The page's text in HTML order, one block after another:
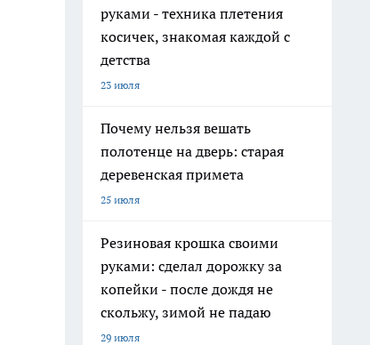
руками - техника плетения
косичек, знакомая каждой с
детства
23 июля
Почему нельзя вешать
полотенце на дверь: старая
деревенская примета
25 июля
Резиновая крошка своими
руками: сделал дорожку за
копейки - после дождя не
скольжу, зимой не падаю
29 июля